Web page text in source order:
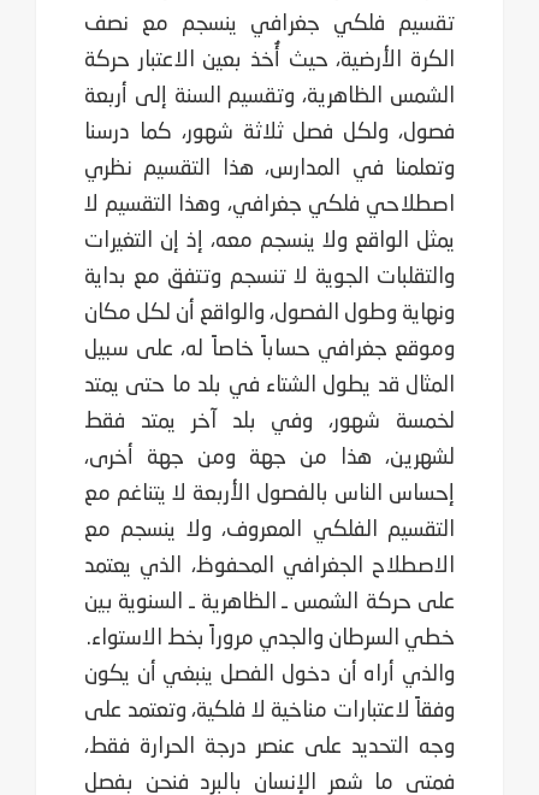
تقسيم فلكي جغرافي ينسجم مع نصف
الكرة الأرضية، حيث أُخذ بعين الاعتبار حركة
الشمس الظاهرية، وتقسيم السنة إلى أربعة
فصول، ولكل فصل ثلاثة شهور، كما درسنا
وتعلمنا في المدارس، هذا التقسيم نظري
اصطلاحي فلكي جغرافي، وهذا التقسيم لا
يمثل الواقع ولا ينسجم معه، إذ إن التغيرات
والتقلبات الجوية لا تنسجم وتتفق مع بداية
ونهاية وطول الفصول، والواقع أن لكل مكان
وموقع جغرافي حساباً خاصاً له، على سبيل
المثال قد يطول الشتاء في بلد ما حتى يمتد
لخمسة شهور، وفي بلد آخر يمتد فقط
لشهرين، هذا من جهة ومن جهة أخرى،
إحساس الناس بالفصول الأربعة لا يتناغم مع
التقسيم الفلكي المعروف، ولا ينسجم مع
الاصطلاح الجغرافي المحفوظ، الذي يعتمد
على حركة الشمس ـ الظاهرية ـ السنوية بين
خطي السرطان والجدي مروراً بخط الاستواء.
والذي أراه أن دخول الفصل ينبغي أن يكون
وفقاً لاعتبارات مناخية لا فلكية، وتعتمد على
وجه التحديد على عنصر درجة الحرارة فقط،
فمتى ما شعر الإنسان بالبرد فنحن بفصل